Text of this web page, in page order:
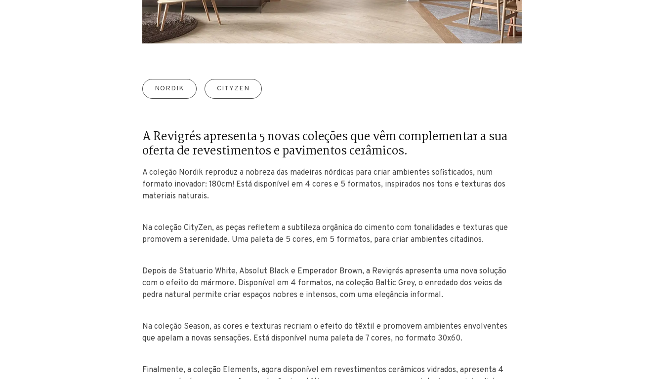
NORDIK CITYZEN
A Revigrés apresenta 5 novas coleções que vêm complementar a sua
oferta de revestimentos e pavimentos cerâmicos.
A coleção Nordik reproduz a nobreza das madeiras nórdicas para criar ambientes sofisticados, num
formato inovador: 180cm! Está disponível em 4 cores e 5 formatos, inspirados nos tons e texturas dos
materiais naturais.
Na coleção CityZen, as peças refletem a subtileza orgânica do cimento com tonalidades e texturas que
promovem a serenidade. Uma paleta de 5 cores, em 5 formatos, para criar ambientes citadinos.
Depois de Statuario White, Absolut Black e Emperador Brown, a Revigrés apresenta uma nova solução
com o efeito do mármore. Disponível em 4 formatos, na coleção Baltic Grey, o enredado dos veios da
pedra natural permite criar espaços nobres e intensos, com uma elegância informal.
Na coleção Season, as cores e texturas recriam o efeito do têxtil e promovem ambientes envolventes
que apelam a novas sensações. Está disponível numa paleta de 7 cores, no formato 30x60.
Finalmente, a coleção Elements, agora disponível em revestimentos cerâmicos vidrados, apresenta 4